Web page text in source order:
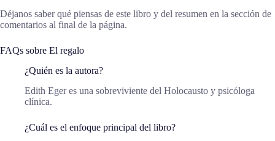
Déjanos saber qué piensas de este libro y del resumen en la sección de
comentarios al final de la página.
FAQs sobre El regalo
¿Quién es la autora?
Edith Eger es una sobreviviente del Holocausto y psicóloga
clínica.
¿Cuál es el enfoque principal del libro?